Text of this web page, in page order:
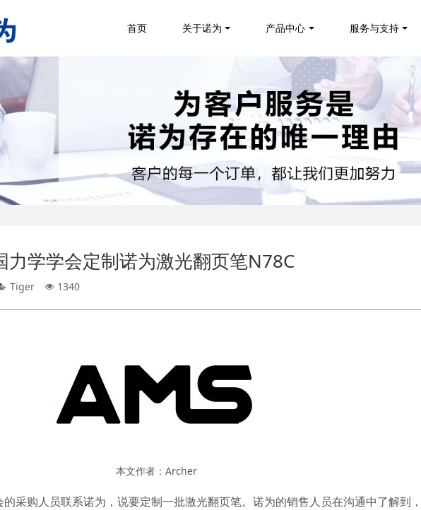
首页 关于诺为 产品中心 服务与支持
力学学会定制诺为激光翻页笔N78C
Tiger 1340
本文作者：Archer
采购人员联系诺为，说要定制一批激光翻页笔。诺为的销售人员在沟通中了解到